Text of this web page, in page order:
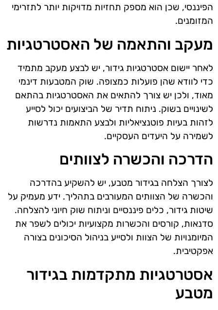
הפיננסי, שכן הוא מספק תחזיות מדויקות יותר לתזרימי
המזומנים.
מעקב והתאמה של האסטרטגיות
לאחר יישום אסטרטגיות גידור, יש לבצע מעקב מתמיד
כדי לוודא שהן פועלות כמצופה. שוק המטבעות דינמי
מאוד, ולכן יש צורך להתאים את האסטרטגיות בהתאם
לשינויים בשוק. ניתוח תדיר של הביצועים יכול לסייע
לזהות בעיות פוטנציאליות ולבצע התאמות נדרשות
לשמירה על היעדים העסקיים.
הדרכה והכשרה לצוותים
לצורך הצלחה בגידור מטבע, יש להשקיע בהדרכה
והכשרה של הצוותים המעורבים בתהליך. ידע מעמיק על
שיטות גידור, כלים פיננסיים וניתוח שוק חיוני להצלחה.
סדנאות, קורסים והכשרות מקצועיות יכולים לשפר את
המיומנויות של הצוות ולסייע בניהול הסיכונים בצורה
אפקטיבית.
אסטרטגיות מתקדמות בגידור
מטבע